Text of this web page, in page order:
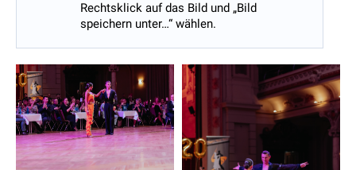
Rechtsklick auf das Bild und „Bild
speichern unter…“ wählen.